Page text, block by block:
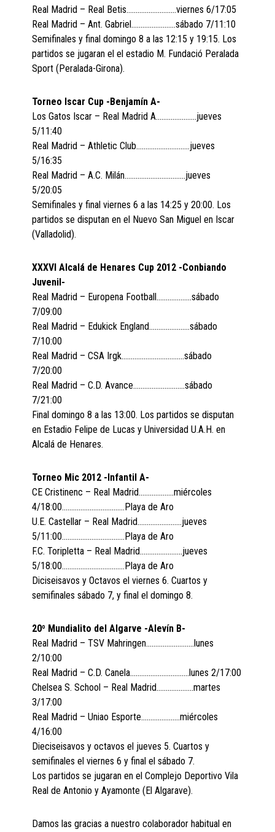
Real Madrid – Real Betis………………………viernes 6/17:05
Real Madrid – Ant. Gabriel……………………sábado 7/11:10
Semifinales y final domingo 8 a las 12:15 y 19:15. Los
partidos se jugaran el el estadio M. Fundació Peralada
Sport (Peralada-Girona).
Torneo Iscar Cup -Benjamín A-
Los Gatos Iscar – Real Madrid A………………….jueves
5/11:40
Real Madrid – Athletic Club………………………..jueves
5/16:35
Real Madrid – A.C. Milán……………………………jueves
5/20:05
Semifinales y final viernes 6 a las 14:25 y 20:00. Los
partidos se disputan en el Nuevo San Miguel en Iscar
(Valladolid).
XXXVI Alcalá de Henares Cup 2012 -Conbiando
Juvenil-
Real Madrid – Europena Football……………….sábado
7/09:00
Real Madrid – Edukick England………………….sábado
7/10:00
Real Madrid – CSA Irgk…………………………….sábado
7/20:00
Real Madrid – C.D. Avance……………………….sábado
7/21:00
Final domingo 8 a las 13:00. Los partidos se disputan
en Estadio Felipe de Lucas y Universidad U.A.H. en
Alcalá de Henares.
Torneo Mic 2012 -Infantil A-
CE Cristinenc – Real Madrid……………….miércoles
4/18:00…………………………….Playa de Aro
U.E. Castellar – Real Madrid……………………jueves
5/11:00…………………………….Playa de Aro
F.C. Toripletta – Real Madrid…………………..jueves
5/18:00…………………………….Playa de Aro
Diciseisavos y Octavos el viernes 6. Cuartos y
semifinales sábado 7, y final el domingo 8.
20º Mundialito del Algarve -Alevín B-
Real Madrid – TSV Mahringen……………………..lunes
2/10:00
Real Madrid – C.D. Canela…………………………..lunes 2/17:00
Chelsea S. School – Real Madrid………………..martes
3/17:00
Real Madrid – Uniao Esporte…………………miércoles
4/16:00
Dieciseisavos y octavos el jueves 5. Cuartos y
semifinales el viernes 6 y final el sábado 7.
Los partidos se jugaran en el Complejo Deportivo Vila
Real de Antonio y Ayamonte (El Algarave).
Damos las gracias a nuestro colaborador habitual en